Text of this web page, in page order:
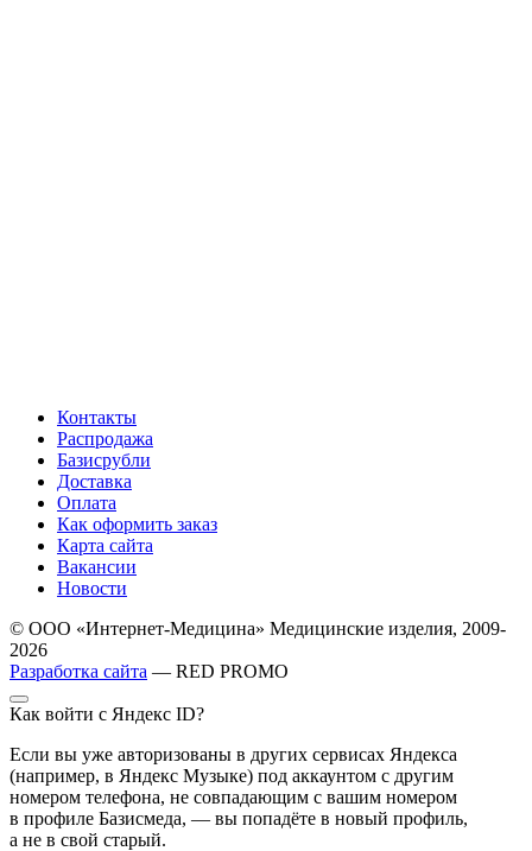
Контакты
Распродажа
Базисрубли
Доставка
Оплата
Как оформить заказ
Карта сайта
Вакансии
Новости
© ООО «Интернет-Медицина» Медицинские изделия, 2009-
2026
Разработка сайта — RED PROMO
Как войти с Яндекс ID?
Если вы уже авторизованы в других сервисах Яндекса
(например, в Яндекс Музыке) под аккаунтом с другим
номером телефона, не совпадающим с вашим номером
в профиле Базисмеда, — вы попадёте в новый профиль,
а не в свой старый.